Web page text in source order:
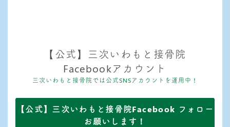
【公式】三次いわもと接骨院
Facebookアカウント
三次いわもと接骨院では公式SNSアカウントを運用中！
【公式】三次いわもと接骨院Facebook フォロー
お願いします！